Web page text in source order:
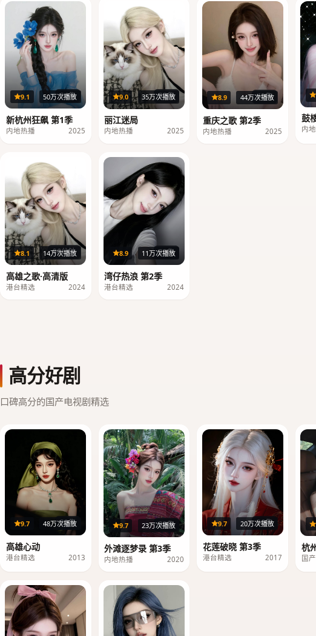
24集
9.1 50万次播放
新杭州狂飙 第1季
内地热播 2025
32集
9.0 35万次播放
丽江迷局
内地热播 2025
40集
8.9 44万次播放
重庆之歌 第2季
内地热播 2025
鼓
内
96分钟
8.1 14万次播放
高雄之歌·高清版
港台精选 2024
20集
8.9 11万次播放
湾仔热浪 第2季
港台精选 2024
高分好剧
口碑高分的国产电视剧精选
20集
9.7 48万次播放
高雄心动
港台精选 2013
39集
9.7 23万次播放
外滩逐梦录 第3季
内地热播 2020
36集
9.7 20万次播放
花莲破晓 第3季
港台精选 2017
杭
国